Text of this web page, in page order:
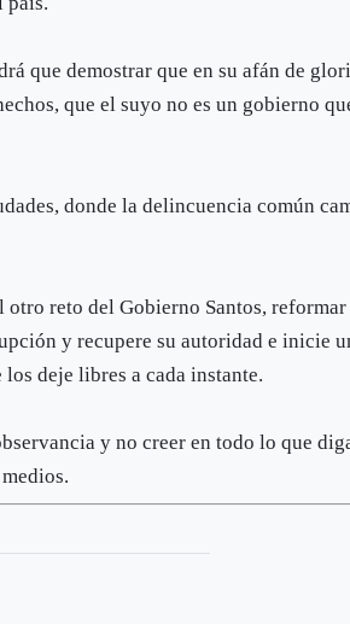
que demostrar que en su afán de
que el suyo no es un gobierno
donde la delincuencia común
reto del Gobierno Santos,
y recupere su autoridad e inicie
deje libres a cada instante.
y no creer en todo lo que